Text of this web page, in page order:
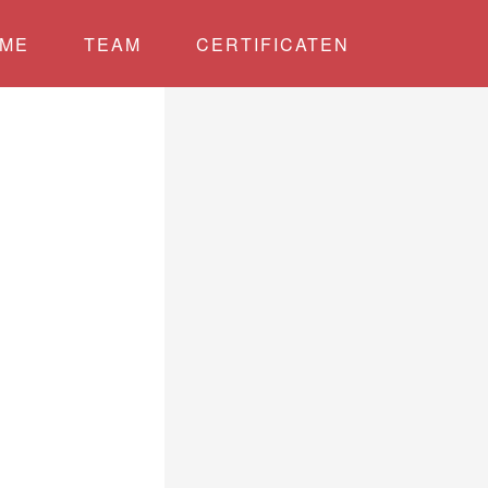
TEAM CERTIFICATEN